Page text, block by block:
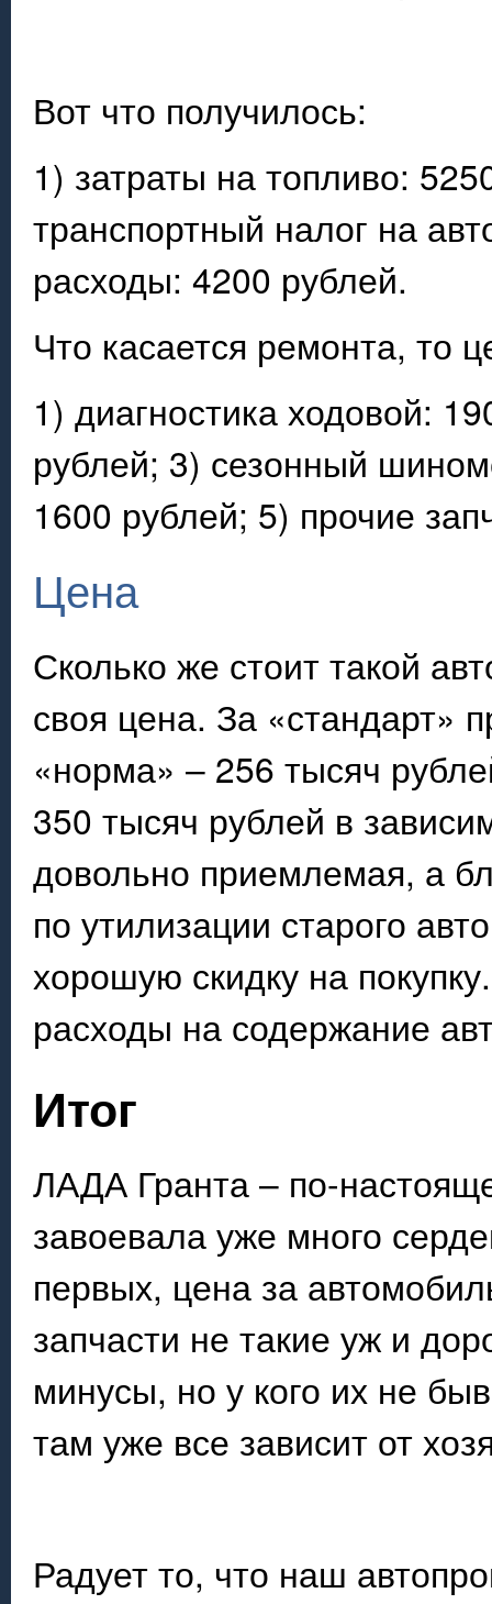
Вот что получилось:
1) затраты на топливо:
транспортный налог на
расходы: 4200 рублей.
Что касается ремонта, то
1) диагностика ходовой:
рублей; 3) сезонный
1600 рублей; 5) прочие
Цена
Сколько же стоит такой
своя цена. За «стандарт»
«норма» – 256 тысяч
350 тысяч рублей в
довольно приемлемая, а
по утилизации старого
хорошую скидку на
расходы на содержание
Итог
ЛАДА Гранта – по-
завоевала уже много
первых, цена за
запчасти не такие уж и
минусы, но у кого их не
там уже все зависит от
Радует то, что наш